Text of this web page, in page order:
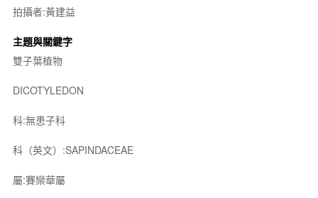
拍攝者:黃建益
主題與關鍵字
雙子葉植物
DICOTYLEDON
科:無患子科
科（英文）:SAPINDACEAE
屬:賽欒華屬